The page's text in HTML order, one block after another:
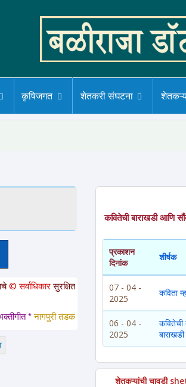
कृषिजगत शेतकरी संघटना
सुरक्षित आहेत. या साईटवरचे साहित्य इतरांना पाठवायचे
* नागपुरी तडका * लावणी * अंगाईगीत * शेतकरीगीत *
कवितेची बाराखडी आणि
प्रकाशन
दिनांक
शीर्षक
07 - 04 -
2025
कविता
06 - 04 -
2025
कवितेची
बाराखडी
शेतकऱ्यांची चावडी